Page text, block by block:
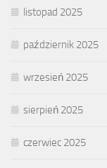
listopad 2025
październik 2025
wrzesień 2025
sierpień 2025
czerwiec 2025